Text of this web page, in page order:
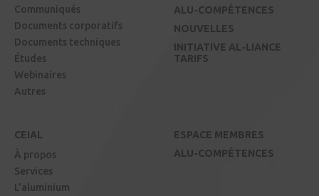
Communiqués
Documents corporatifs
Documents techniques
Études
Webinaires
Autres
ALU-COMPÉTENCES
NOUVELLES
INITIATIVE AL-LIANCE
TARIFS
CEIAL
À propos
Services
L'aluminium
ESPACE MEMBRES
ALU-COMPÉTENCES